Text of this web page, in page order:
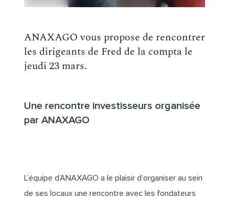
ANAXAGO vous propose de rencontrer
les dirigeants de Fred de la compta le
jeudi 23 mars.
Une rencontre investisseurs organisée
par ANAXAGO
L’équipe d’ANAXAGO a le plaisir d’organiser au sein
de ses locaux une rencontre avec les fondateurs